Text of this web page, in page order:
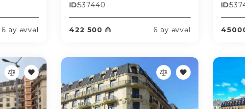
6 ay əvvəl
ID:537440
422 500 ₼ 6 ay əvvəl
ID: